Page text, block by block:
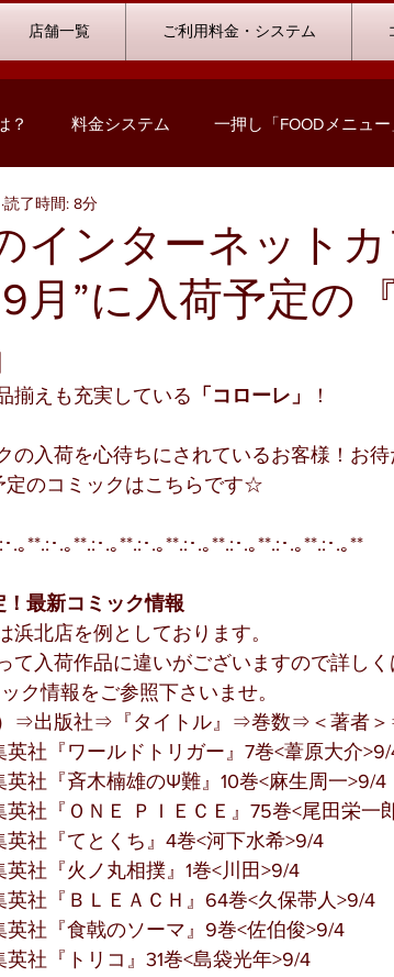
店舗一覧 ご利用料金・システム
？ 料金システム 一押し「FOODメニュー
最新入荷コミック情報
サンストリート浜北店 浜松志都呂店
お客様の声 ビリヤード 料金プランシ
インターネット
月”に入荷予定の
読了時間: 8分
揃えも充実している 「コローレ」 ！
の入荷を心待ちにされているお客様！お
定のコミックはこちらです☆
.｡**.:･.｡**.:･.｡**.:･.｡**.:･.｡**.:･.｡**.:･.｡**.:･.｡**
最新コミック情報
浜北店を例としております。
て入荷作品に違いがございますので詳し
ク情報をご参照下さいませ。
）⇒出版社⇒『タイトル』⇒巻数⇒＜著者＞
社『ワールドトリガー』7巻<葦原大介
社『斉木楠雄のΨ難』10巻<麻生周一>9/4
社『ＯＮＥ ＰＩＥＣＥ』75巻<尾田栄一
社『てとくち』4巻<河下水希>9/4
社『火ノ丸相撲』1巻<川田>9/4
社『ＢＬＥＡＣＨ』64巻<久保帯人>9/4
社『食戟のソーマ』9巻<佐伯俊>9/4
社『トリコ』31巻<島袋光年>9/4